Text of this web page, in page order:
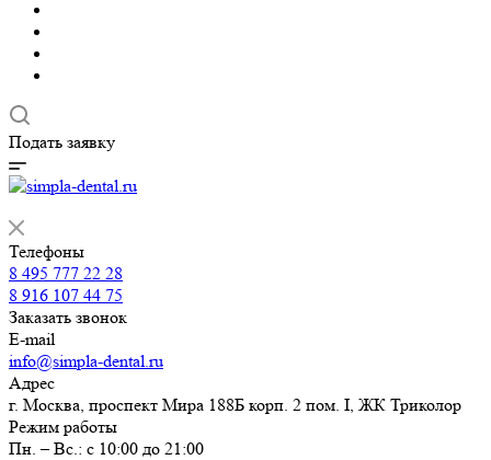
Подать заявку
Телефоны
8 495 777 22 28
8 916 107 44 75
Заказать звонок
E-mail
info@simpla-dental.ru
Адрес
г. Москва, проспект Мира 188Б корп. 2 пом. I, ЖК Триколор
Режим работы
Пн. – Вс.: с 10:00 до 21:00